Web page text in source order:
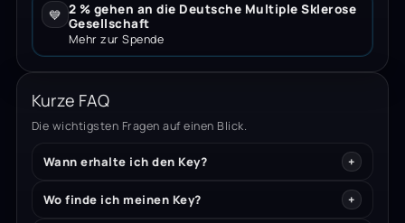
💙 2 % gehen an die Deutsche Multiple Sklerose
Gesellschaft
Mehr zur Spende
Kurze FAQ
Die wichtigsten Fragen auf einen Blick.
Wann erhalte ich den Key?
Wo finde ich meinen Key?